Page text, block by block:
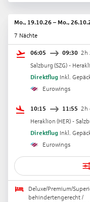
Mo., 19.10.26 – Mo.,
7 Nächte
06:05 09:30 2h
Salzburg (SZG) -
Direktflug Inkl.
Eurowings
10:15 11:55 2h
Heraklion (HER) -
Direktflug Inkl.
Eurowings
Deluxe/Premium/
behindertengerecht /